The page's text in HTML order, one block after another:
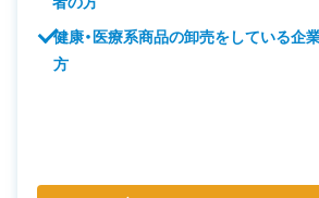
健康・医療系商品の卸売をしている企
方